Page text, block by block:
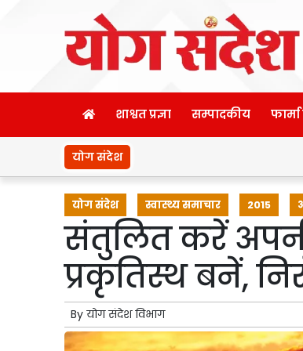
शाश्वत प्रज्ञा सम्पादकीय
योग संदेश
योग संदेश स्वास्थ्य समाचार 2015
संतुलित करें
प्रकृतिस्थ बनें,
By योग संदेश विभाग